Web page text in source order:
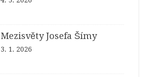
Mezisvěty Josefa Šímy
3. 1. 2026